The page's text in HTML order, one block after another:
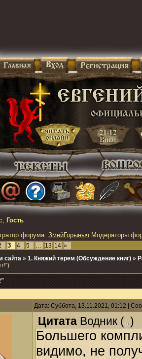
Гость
форума: ЗмейГорыныч Модераторы
3 4 5 … 13 14 »
сайта » 1. Княжий терем (Обсуждение книг) »
Дата: Суббота, 13.11.2021, 01:12 |
Цитата Водник ( )
Большего
видимо, не